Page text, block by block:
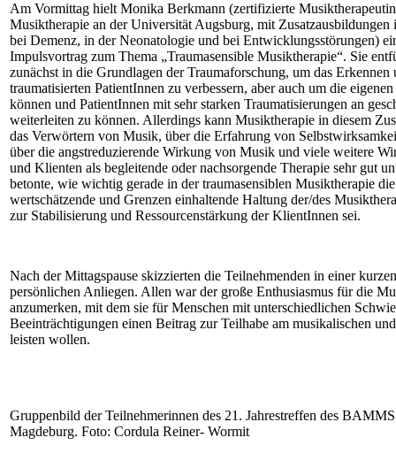
Am Vormittag hielt Monika Berkmann (zertifizierte
Musiktherapie an der Universität Augsburg, mit Zusatzausbildungen
bei Demenz, in der Neonatologie und bei Entwicklungsstörungen)
Impulsvortrag zum Thema „Traumasensible Musiktherapie“. Sie
zunächst in die Grundlagen der Traumaforschung, um das Erkennen
traumatisierten PatientInnen zu verbessern, aber auch um die
können und PatientInnen mit sehr starken Traumatisierungen an
weiterleiten zu können. Allerdings kann Musiktherapie in diesem
das Verwörtern von Musik, über die Erfahrung von
über die angstreduzierende Wirkung von Musik und viele weitere
und Klienten als begleitende oder nachsorgende Therapie sehr gut
betonte, wie wichtig gerade in der traumasensiblen Musiktherapie
wertschätzende und Grenzen einhaltende Haltung der/des
zur Stabilisierung und Ressourcenstärkung der KlientInnen sei.
Nach der Mittagspause skizzierten die Teilnehmenden in einer
persönlichen Anliegen. Allen war der große Enthusiasmus für die
anzumerken, mit dem sie für Menschen mit unterschiedlichen
Beeinträchtigungen einen Beitrag zur Teilhabe am musikalischen
leisten wollen.
Gruppenbild der Teilnehmerinnen des 21. Jahrestreffen des
Magdeburg. Foto: Cordula Reiner- Wormit